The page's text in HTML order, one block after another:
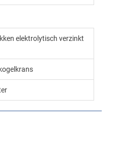
elektrolytisch verzinkt